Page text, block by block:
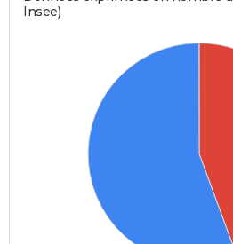
Insee)